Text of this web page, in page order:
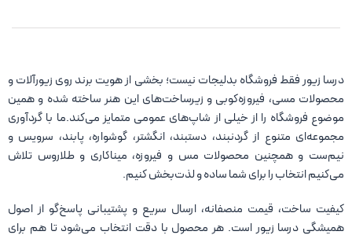
درسا زیور فقط فروشگاه بدلیجات نیست؛ بخشی از هویت برند روی زیورآلات و
محصولات مسی، فیروزه‌کوبی و زیرساخت‌های این هنر ساخته شده و همین
موضوع فروشگاه را از خیلی از شاپ‌های عمومی متمایز می‌کند.ما با گردآوری
مجموعه‌ای متنوع از گردنبند، دستبند، انگشتر، گوشواره، پابند، سرویس و
نیم‌ست و همچنین محصولات مس و فیروزه، میناکاری و طلاروس تلاش
می‌کنیم انتخاب را برای شما ساده و لذت‌بخش کنیم.
کیفیت ساخت، قیمت منصفانه، ارسال سریع و پشتیبانی پاسخ‌گو از اصول
همیشگی درسا زیور است. هر محصول با دقت انتخاب می‌شود تا هم برای